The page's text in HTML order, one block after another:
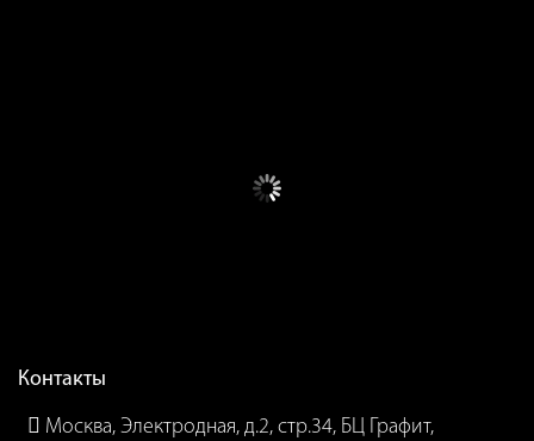
Контакты
Москва, Электродная, д.2, стр.34, БЦ Графит,